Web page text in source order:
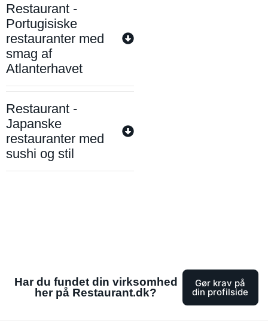
Restaurant -
Portugisiske
restauranter med
smag af
Atlanterhavet
Restaurant -
Japanske
restauranter med
sushi og stil
Har du fundet din virksomhed
her på Restaurant.dk?
Gør krav på
din profilside